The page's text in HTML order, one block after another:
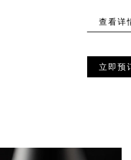
查看详
立即预